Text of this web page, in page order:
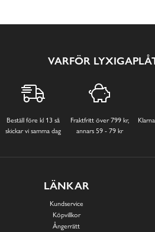
VARFÖR
Beställ före kl 13 så
skickar vi samma dag
Fraktfritt över 799 kr,
annars 59 - 79 kr
LÄNKAR
Kundservice
Köpvillkor
Ångerrätt